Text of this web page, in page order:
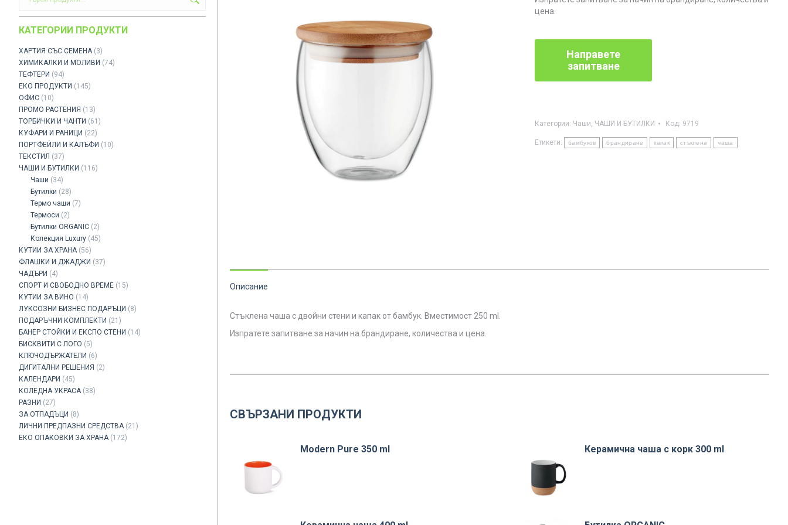
цена.
Категории: Чаши, ЧАШИ И БУТИЛКИ Код: 9719
Етикети: бамбуков брандиране капак стъклена чаша
Описание
Стъклена чаша с двойни стени и капак от бамбук. Вместимост 250 ml.
Изпратете запитване за начин на брандиране, количества и цена.
СВЪРЗАНИ ПРОДУКТИ
Modern Pure 350 ml Керамична чаша с корк 300 ml
КАТЕГОРИИ ПРОДУКТИ
ХАРТИЯ СЪС СЕМЕНА (3)
ХИМИКАЛКИ И МОЛИВИ (74)
ТЕФТЕРИ (94)
ЕКО ПРОДУКТИ (145)
ОФИС (10)
ПРОМО РАСТЕНИЯ (13)
ТОРБИЧКИ И ЧАНТИ (61)
КУФАРИ И РАНИЦИ (22)
ПОРТФЕЙЛИ И КАЛЪФИ (10)
ТЕКСТИЛ (37)
ЧАШИ И БУТИЛКИ (116)
Чаши (34)
Бутилки (28)
Термо чаши (7)
Термоси (2)
Бутилки ORGANIC (2)
Колекция Luxury (45)
КУТИИ ЗА ХРАНА (56)
ФЛАШКИ И ДЖАДЖИ (37)
ЧАДЪРИ (4)
СПОРТ И СВОБОДНО ВРЕМЕ (15)
КУТИИ ЗА ВИНО (14)
ЛУКСОЗНИ БИЗНЕС ПОДАРЪЦИ (8)
ПОДАРЪЧНИ КОМПЛЕКТИ (21)
БАНЕР СТОЙКИ И ЕКСПО СТЕНИ (14)
БИСКВИТИ С ЛОГО (5)
КЛЮЧОДЪРЖАТЕЛИ (6)
ДИГИТАЛНИ РЕШЕНИЯ (2)
КАЛЕНДАРИ (45)
КОЛЕДНА УКРАСА (38)
РАЗНИ (27)
ЗА ОТПАДЪЦИ (8)
ЛИЧНИ ПРЕДПАЗНИ СРЕДСТВА (21)
ЕКО ОПАКОВКИ ЗА ХРАНА (172)